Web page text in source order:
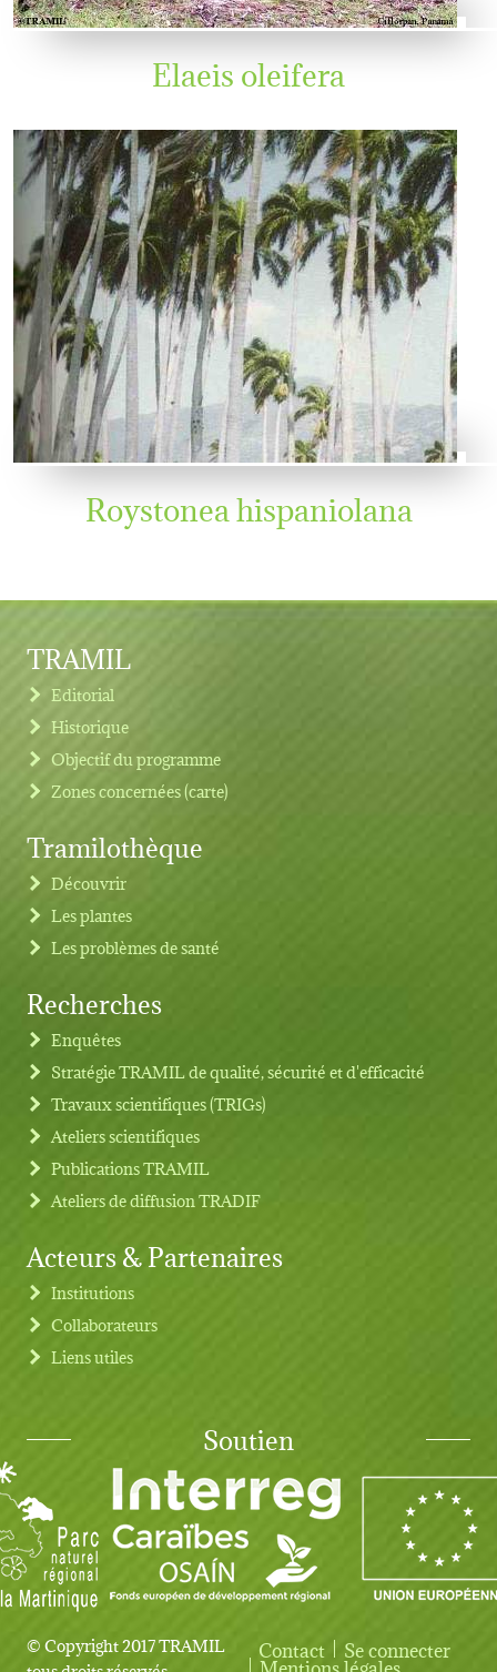
Elaeis oleifera
Roystonea hispaniolana
Footer menu
TRAMIL
Editorial
Historique
Objectif du programme
Zones concernées (carte)
Tramilothèque
Découvrir
Les plantes
Les problèmes de santé
Recherches
Enquêtes
Stratégie TRAMIL de qualité, sécurité et d'efficacité
Travaux scientifiques (TRIGs)
Ateliers scientifiques
Publications TRAMIL
Ateliers de diffusion TRADIF
Acteurs & Partenaires
Institutions
Collaborateurs
Liens utiles
Soutien
© Copyright 2017 TRAMIL
Contact Se connecter